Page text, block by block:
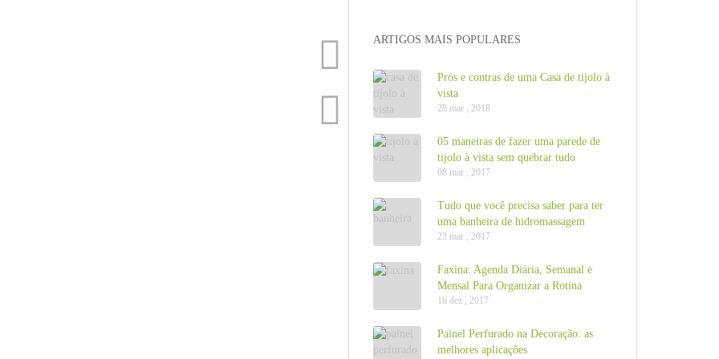
ARTIGOS MAIS POPULARES
Prós e contras de uma Casa de tijolo à
vista
28 mar , 2018
05 maneiras de fazer uma parede de
tijolo à vista sem quebrar tudo
08 mar , 2017
Tudo que você precisa saber para ter
uma banheira de hidromassagem
23 mar , 2017
Faxina: Agenda Diária, Semanal e
Mensal Para Organizar a Rotina
16 dez , 2017
Painel Perfurado na Decoração: as
melhores aplicações